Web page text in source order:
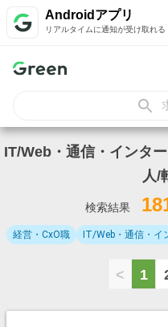
Androidアプリ
リアルタイムに通知が受け取れる
IT/Web・通信・インタ
人/
検索結果
経営・CxO職 IT/Web・通信・イ
< 1